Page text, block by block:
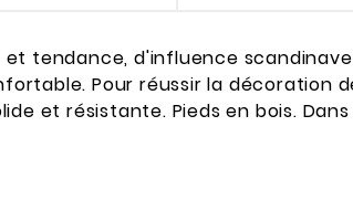
tendance, d'influence
Pour réussir la décoration
et résistante. Pieds en bois.